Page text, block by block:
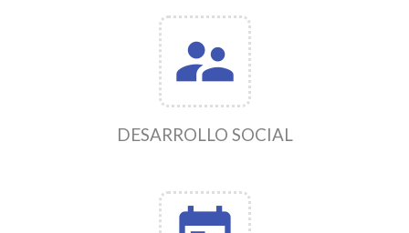
supervisor_account
DESARROLLO SOCIAL